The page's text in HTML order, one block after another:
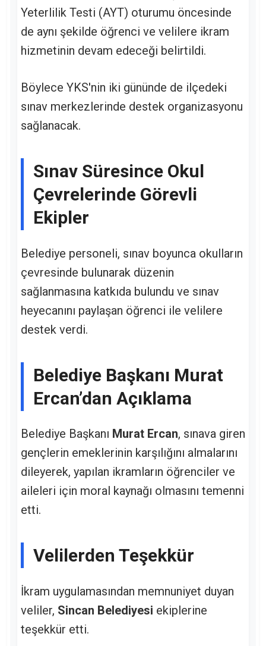
Yeterlilik Testi (AYT) oturumu öncesinde
de aynı şekilde öğrenci ve velilere ikram
hizmetinin devam edeceği belirtildi.
Böylece YKS'nin iki gününde de ilçedeki
sınav merkezlerinde destek organizasyonu
sağlanacak.
Sınav Süresince Okul
Çevrelerinde Görevli
Ekipler
Belediye personeli, sınav boyunca okulların
çevresinde bulunarak düzenin
sağlanmasına katkıda bulundu ve sınav
heyecanını paylaşan öğrenci ile velilere
destek verdi.
Belediye Başkanı Murat
Ercan’dan Açıklama
Belediye Başkanı Murat Ercan, sınava giren
gençlerin emeklerinin karşılığını almalarını
dileyerek, yapılan ikramların öğrenciler ve
aileleri için moral kaynağı olmasını temenni
etti.
Velilerden Teşekkür
İkram uygulamasından memnuniyet duyan
veliler, Sincan Belediyesi ekiplerine
teşekkür etti.